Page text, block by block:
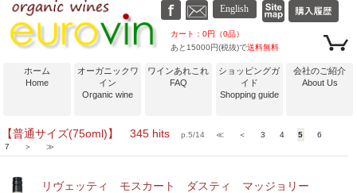
カート：0円（0品）
あと15000円(税抜)で送料無料
ホーム
Home
オーガニックワ
イン
Organic wine
ワインあれこれ
FAQ
ショッピングガ
イド
Shopping guide
会社のご紹介
About Us
【普通サイズ(75oml)】 345 hitsp.5/14 ≪ ＜ 3 4 5
6
7
＞ ≫
リヴェッティ モスカート ダスティ マッジョリー